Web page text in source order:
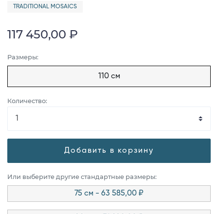
TRADITIONAL MOSAICS
117 450,00 ₽
Размеры:
110 см
Количество:
Добавить в корзину
Или выберите другие стандартные размеры:
75 см - 63 585,00 ₽